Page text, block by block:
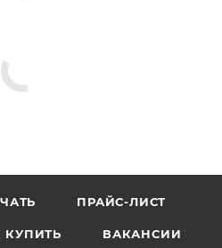
ПРАЙС-ЛИСТ
КУПИТЬ ВАКАНСИИ